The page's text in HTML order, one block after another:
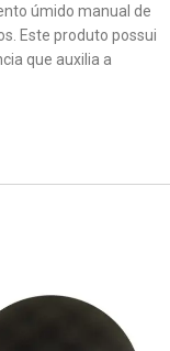
úmido manual de
Este produto possui
que auxilia a